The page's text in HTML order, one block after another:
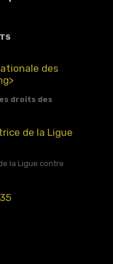
droits des
la Ligue contre